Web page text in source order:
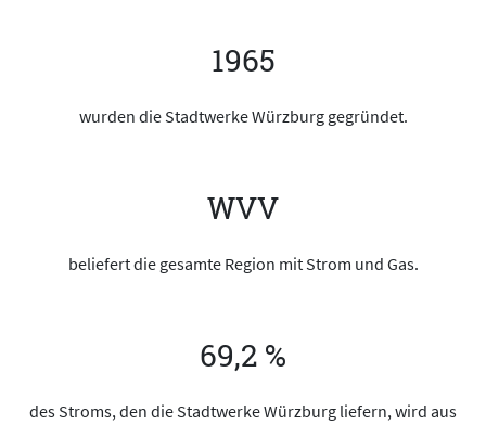
1965
wurden die Stadtwerke Würzburg gegründet.
WVV
beliefert die gesamte Region mit Strom und Gas.
69,2 %
des Stroms, den die Stadtwerke Würzburg liefern, wird aus